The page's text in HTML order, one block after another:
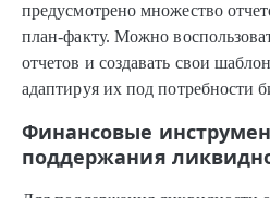
предусмотрено множество
план-факту. Можно
отчетов и создавать свои
адаптируя их под потребности
Финансовые
поддержания